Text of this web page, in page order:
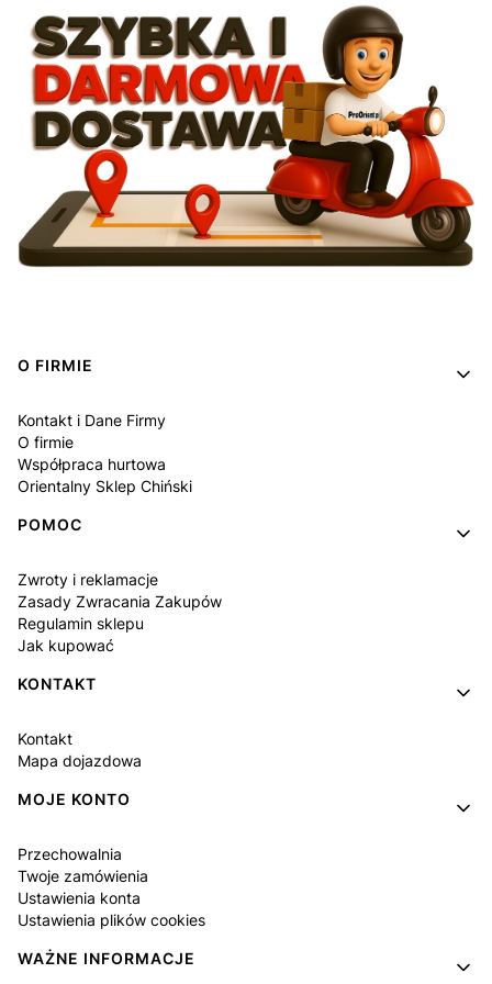
Linki w stopce
O FIRMIE
Kontakt i Dane Firmy
O firmie
Współpraca hurtowa
Orientalny Sklep Chiński
POMOC
Zwroty i reklamacje
Zasady Zwracania Zakupów
Regulamin sklepu
Jak kupować
KONTAKT
Kontakt
Mapa dojazdowa
MOJE KONTO
Przechowalnia
Twoje zamówienia
Ustawienia konta
Ustawienia plików cookies
WAŻNE INFORMACJE